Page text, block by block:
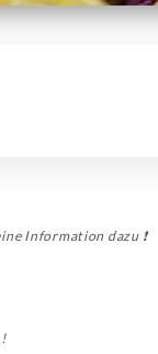
Information dazu ❗️